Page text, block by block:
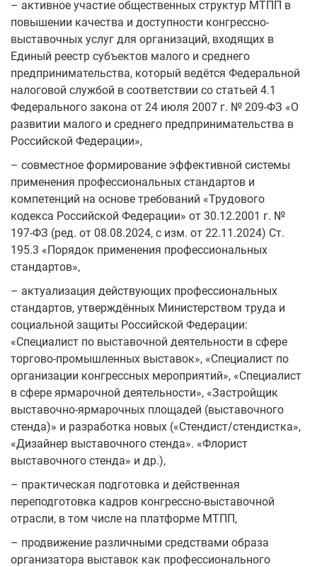
– активное участие общественных структур МТПП в
повышении качества и доступности конгрессно-
выставочных услуг для организаций, входящих в
Единый реестр субъектов малого и среднего
предпринимательства, который ведётся Федеральной
налоговой службой в соответствии со статьей 4.1
Федерального закона от 24 июля 2007 г. № 209-ФЗ «О
развитии малого и среднего предпринимательства в
Российской Федерации»,
– совместное формирование эффективной системы
применения профессиональных стандартов и
компетенций на основе требований «Трудового
кодекса Российской Федерации» от 30.12.2001 г. №
197-ФЗ (ред. от 08.08.2024, с изм. от 22.11.2024) Ст.
195.3 «Порядок применения профессиональных
стандартов»,
– актуализация действующих профессиональных
стандартов, утверждённых Министерством труда и
социальной защиты Российской Федерации:
«Специалист по выставочной деятельности в сфере
торгово-промышленных выставок», «Специалист по
организации конгрессных мероприятий», «Специалист
в сфере ярмарочной деятельности», «Застройщик
выставочно-ярмарочных площадей (выставочного
стенда)» и разработка новых («Стендист/стендистка»,
«Дизайнер выставочного стенда». «Флорист
выставочного стенда» и др.),
– практическая подготовка и действенная
переподготовка кадров конгрессно-выставочной
отрасли, в том числе на платформе МТПП,
– продвижение различными средствами образа
организатора выставок как профессионального